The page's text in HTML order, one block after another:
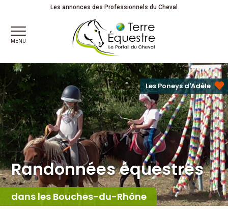
Randonnées équestresLes annonces des Professionnels du Cheval
MENU
Randonnées équestres
dans les Bouches-du-Rhône
Les Poneys d'Adèle